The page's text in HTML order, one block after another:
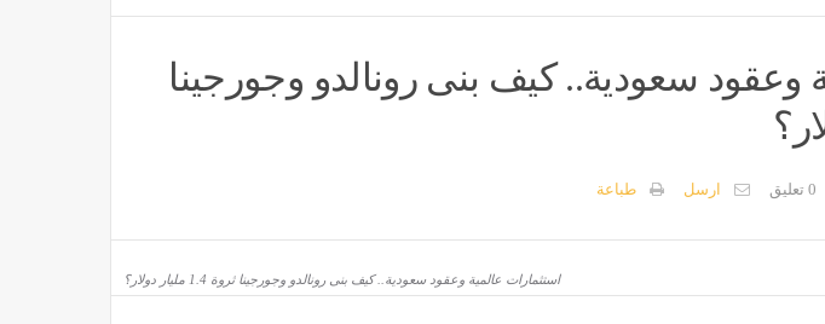
نار أسبوعين في غزة لتنفيذ خطة نزع سلاح حماس
وعقود سعودية.. كيف بنى رونالدو وجورجينا
0 تعليق ارسل طباعة
استثمارات عالمية وعقود سعودية.. كيف بنى رونالدو وجورجينا ثروة 1.4 مليار دولار؟